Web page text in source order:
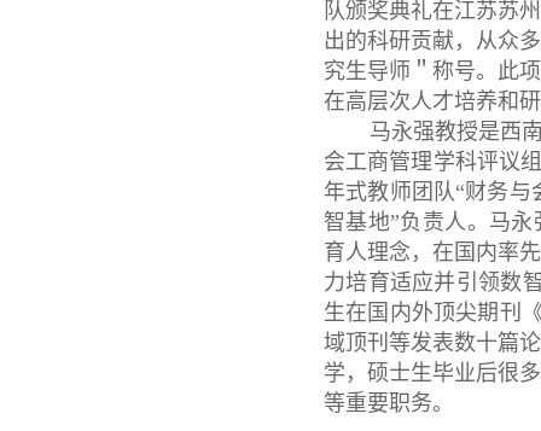
队颁奖典礼在江苏苏
出的科研贡献，从众
究生导师＂称号。此
在高层次人才培养和
马永强教授是西
会工商管理学科评议
年式教师团队“财务与
智基地”负责人。马
育人理念，在国内率
力培育适应并引领数
生在国内外顶尖期刊
域顶刊等发表数十篇
学，硕士生毕业后很
等重要职务。